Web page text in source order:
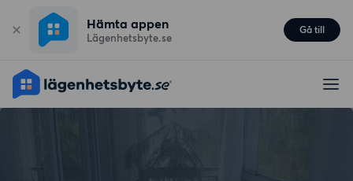
Hämta appen
Lägenhetsbyte.se
Gå till